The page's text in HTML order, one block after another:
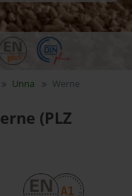
Unna Werne
(PLZ